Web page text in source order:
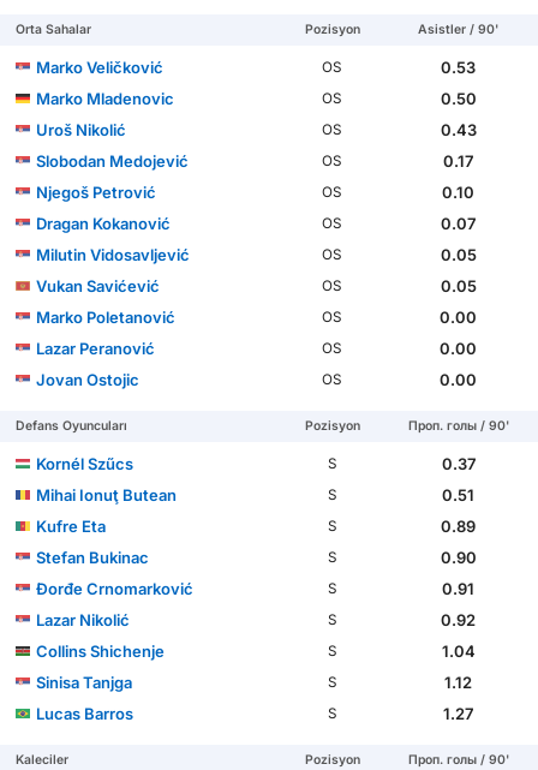
Orta Sahalar Pozisyon Asistler / 90'
Marko Veličković OS
0.53
Marko Mladenovic
OS
0.50
Uroš Nikolić
OS
0.43
Slobodan Medojević
OS
0.17
Njegoš Petrović
OS
0.10
Dragan Kokanović
OS
0.07
Milutin Vidosavljević
OS
0.05
Vukan Savićević
OS
0.05
Marko Poletanović
OS
0.00
Lazar Peranović
OS
0.00
Jovan Ostojic
OS 0.00
Defans Oyuncuları Pozisyon Проп. голы / 90'
Kornél Szűcs S
0.37
Mihai Ionuţ Butean
S
0.51
Kufre Eta
S
0.89
Stefan Bukinac
S
0.90
Đorđe Crnomarković
S
0.91
Lazar Nikolić
S
0.92
Collins Shichenje
S
1.04
Sinisa Tanjga
S
1.12
Lucas Barros
S 1.27
Kaleciler Pozisyon Проп. голы / 90'